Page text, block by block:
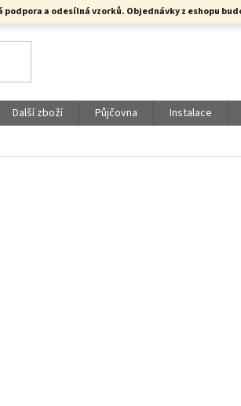
a odesílná vzorků. Objednávky z eshopu
Další zboží Půjčovna Instalace